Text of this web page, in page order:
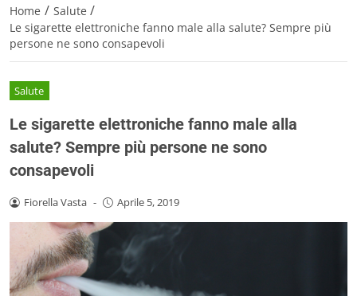
Home / Salute /
Le sigarette elettroniche fanno male alla salute? Sempre più
persone ne sono consapevoli
Salute
Le sigarette elettroniche fanno male alla
salute? Sempre più persone ne sono
consapevoli
Fiorella Vasta - Aprile 5, 2019